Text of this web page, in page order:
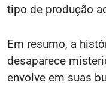
tipo de produção
Em resumo, a
desaparece
envolve em suas